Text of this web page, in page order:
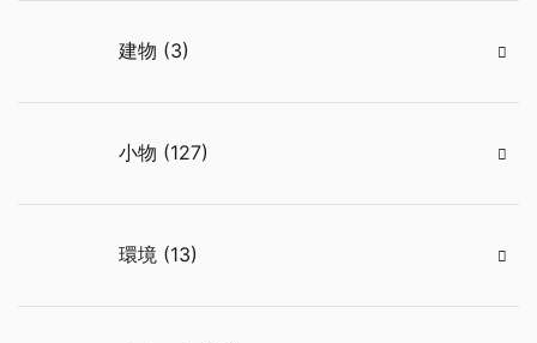
建物 (3)
小物 (127)
環境 (13)